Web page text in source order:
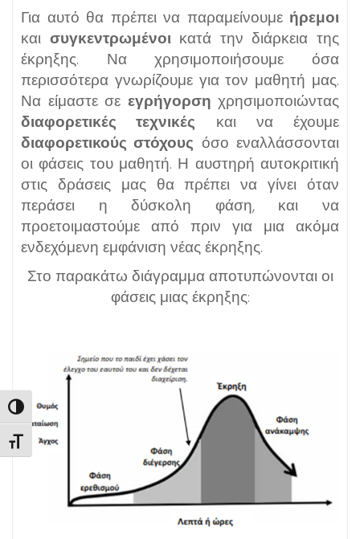
Εναλλαγή Υψηλής Αντίθεσης
Εναλλαγή Μεγέθους Γραμμάτων
Για αυτό θα πρέπει να παραμείνουμε ήρεμοι
και συγκεντρωμένοικατά την διάρκεια της
έκρηξης. Να χρησιμοποιήσουμε όσα
περισσότερα γνωρίζουμε για τον μαθητή μας.
Να είμαστε σε εγρήγορση χρησιμοποιώντας
διαφορετικές τεχνικές και να έχουμε
διαφορετικούς στόχους όσο εναλλάσσονται
οι φάσεις του μαθητή. Η αυστηρή αυτοκριτική
στις δράσεις μας θα πρέπει να γίνει όταν
περάσει η δύσκολη φάση, και να
προετοιμαστούμε από πριν για μια ακόμα
ενδεχόμενη εμφάνιση νέας έκρηξης.
Στο παρακάτω διάγραμμα αποτυπώνονται οι
φάσεις μιας έκρηξης: